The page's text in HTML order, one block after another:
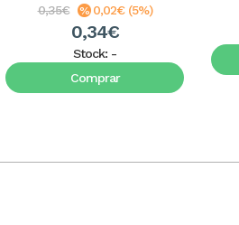
0,35€ 0,02€ (5%)
0,34€
Stock: -
Comprar